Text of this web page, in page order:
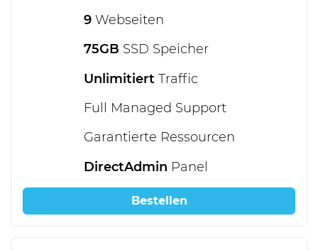
9 Webseiten
75GB SSD Speicher
Unlimitiert Traffic
Full Managed Support
Garantierte Ressourcen
DirectAdmin Panel
Bestellen